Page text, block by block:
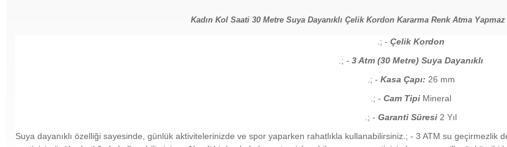
Kadın Kol Saati 30 Metre Suya Dayanıklı Çelik Kordon Kararma Renk Atma
.; - Çelik Kordon
.; - 3 Atm (30 Metre) Suya Dayanıklı
.; - Kasa Çapı: 26 mm
.; - Cam Tipi Mineral
.; - Garanti Süresi 2 Yıl
Suya dayanıklı özelliği sayesinde, günlük aktivitelerinizde ve spor yaparken rahatlıkla kullanabilirsiniz.; - 3 ATM su